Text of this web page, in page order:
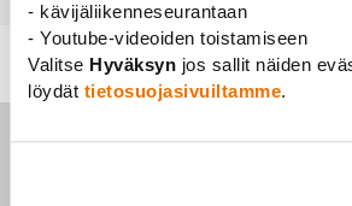
- kävijäliikenneseurantaan
- Youtube-videoiden toistamiseen
Valitse Hyväksyn jos sallit näiden
löydät tietosuojasivuiltamme.
Ajankohtaista Blogi
Haluan
äitiys ei ole ongelma